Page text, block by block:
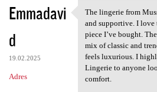
Emmadavi
d
19.02.2025
Adres
The lingerie from
The lingerie from
and supportive. I
piece I’ve bought.
mix of classic and
feels luxurious. I
Lingerie to anyone
comfort.